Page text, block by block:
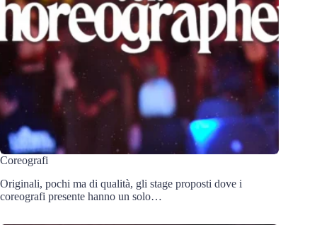
Coreografi
Originali, pochi ma di qualità, gli stage proposti dove i
coreografi presente hanno un solo…